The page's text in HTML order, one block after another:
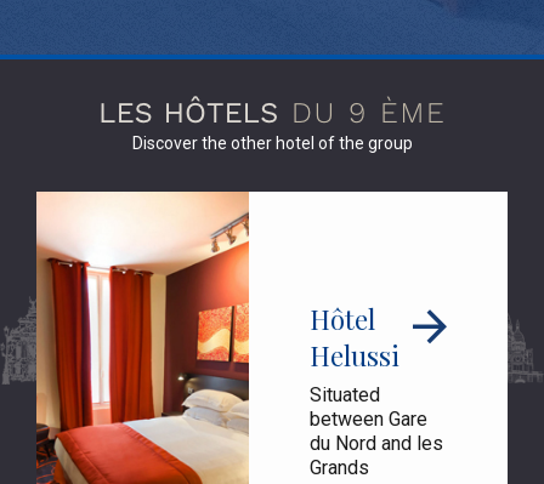
Discover the other hotel of the group
Hôtel
Helussi
Situated
between Gare
du Nord and les
Grands